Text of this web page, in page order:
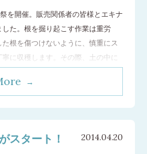
を開催。販売関係者の皆様とエキナ
た。根を掘り起こす作業は重労
根を傷つけないように、慎重にス
に収穫します。その際、土の中に
なってしまうので、あまさず収穫
スタート！ 2014.04.20